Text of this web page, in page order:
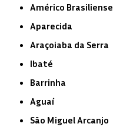
Américo Brasiliense
Aparecida
Araçoiaba da Serra
Ibaté
Barrinha
Aguaí
São Miguel Arcanjo